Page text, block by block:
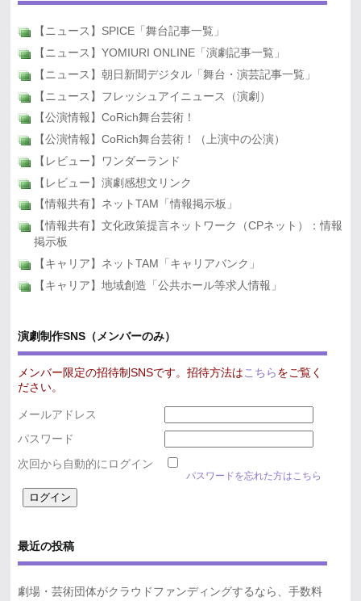
【ニュース】SPICE「舞台記事一覧」
【ニュース】YOMIURI ONLINE「演劇記事一覧」
【ニュース】朝日新聞デジタル「舞台・演芸記事一覧」
【ニュース】フレッシュアイニュース（演劇）
【公演情報】CoRich舞台芸術！
【公演情報】CoRich舞台芸術！（上演中の公演）
【レビュー】ワンダーランド
【レビュー】演劇感想文リンク
【情報共有】ネットTAM「情報掲示板」
【情報共有】文化政策提言ネットワーク（CPネット）：情報
掲示板
【キャリア】ネットTAM「キャリアバンク」
【キャリア】地域創造「公共ホール等求人情報」
演劇制作SNS（メンバーのみ）
メンバー限定の招待制SNSです。招待方法は こちら をご覧く
ださい。
メールアドレス
パスワード
次回から自動的にログイン
パスワードを忘れた方はこちら
最近の投稿
劇場・芸術団体がクラウドファンディングするなら、手数料